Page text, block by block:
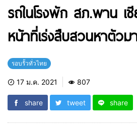
รถในโรงพัก สภ.พาน เชี
หน้าที่เร่งสืบสวนหาตัวม
รอบรั้วทั่วไทย
17 ม.ค. 2021 807
share tweet share